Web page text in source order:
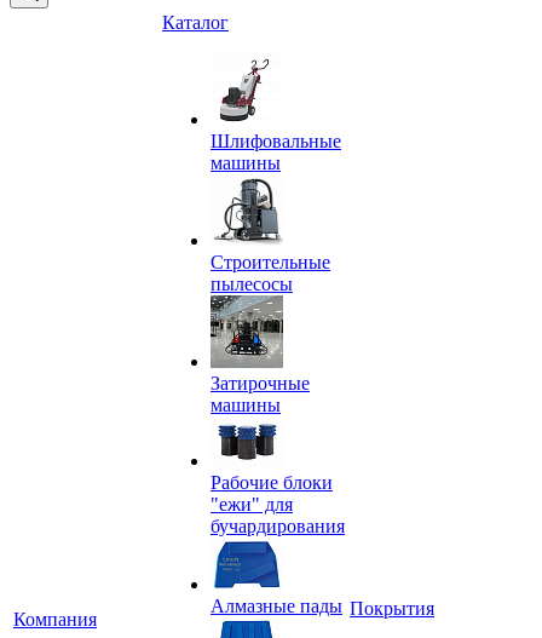
Компания
Каталог
Шлифовальные
машины
Строительные
пылесосы
Затирочные
машины
Рабочие блоки
"ежи" для
бучардирования
Алмазные пады Покрытия